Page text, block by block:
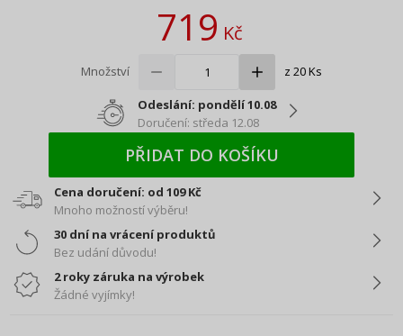
719Kč
Množství z 20 Ks
Odeslání: pondělí 10.08
Doručení: středa 12.08
PŘIDAT DO KOŠÍKU
Cena doručení: od 109 Kč
Mnoho možností výběru!
30 dní na vrácení produktů
Bez udání důvodu!
2 roky záruka na výrobek
Žádné vyjímky!